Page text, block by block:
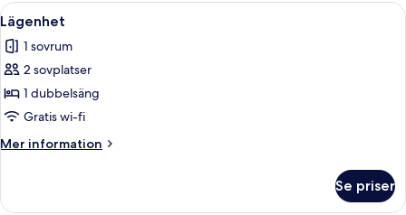
Öppna
alla
foton
för
Lägenhet
Ett modernt sovrum med en säng,
26
Lägenhet
1 sovrum
2 sovplatser
1 dubbelsäng
Gratis wi-fi
Mer information
Mer
Se priser